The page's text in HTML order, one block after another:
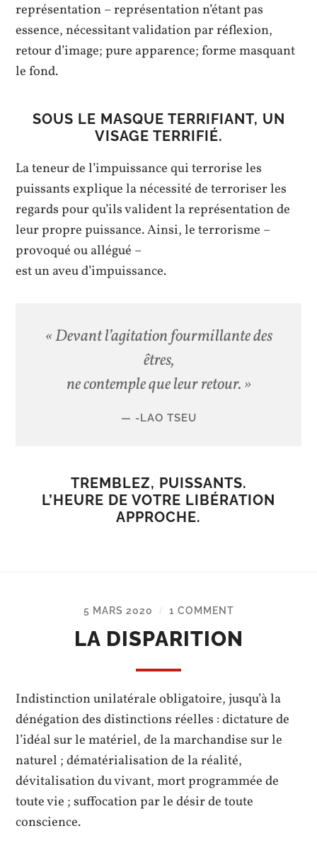
représentation – représentation n’étant pas
essence, nécessitant validation par réflexion,
retour d’image; pure apparence; forme masquant
le fond.
SOUS LE MASQUE TERRIFIANT, UN
VISAGE TERRIFIÉ.
La teneur de l’impuissance qui terrorise les
puissants explique la nécessité de terroriser les
regards pour qu’ils valident la représentation de
leur propre puissance. Ainsi, le terrorisme –
provoqué ou allégué –
est un aveu d’impuissance.
« Devant l’agitation fourmillante des
êtres,
ne contemple que leur retour. »
-LAO TSEU
TREMBLEZ, PUISSANTS.
L’HEURE DE VOTRE LIBÉRATION
APPROCHE.
5 MARS 2020 / 1 COMMENT
LA DISPARITION
Indistinction unilatérale obligatoire, jusqu’à la
dénégation des distinctions réelles : dictature de
l’idéal sur le matériel, de la marchandise sur le
naturel ; dématérialisation de la réalité,
dévitalisation du vivant, mort programmée de
toute vie ; suffocation par le désir de toute
conscience.